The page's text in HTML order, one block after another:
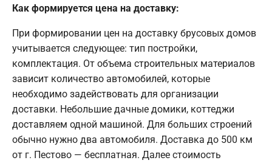
Как формируется цена на доставку:
При формировании цен на доставку брусовых домов
учитывается следующее: тип постройки,
комплектация. От объема строительных материалов
зависит количество автомобилей, которые
необходимо задействовать для организации
доставки. Небольшие дачные домики, коттеджи
доставляем одной машиной. Для больших строений
обычно нужно два автомобиля. Доставка до 500 км
от г. Пестово — бесплатная. Далее стоимость